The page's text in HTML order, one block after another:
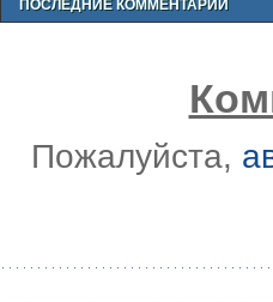
ПОСЛЕДНИЕ КОММЕНТАРИИ
Пожалуйста,